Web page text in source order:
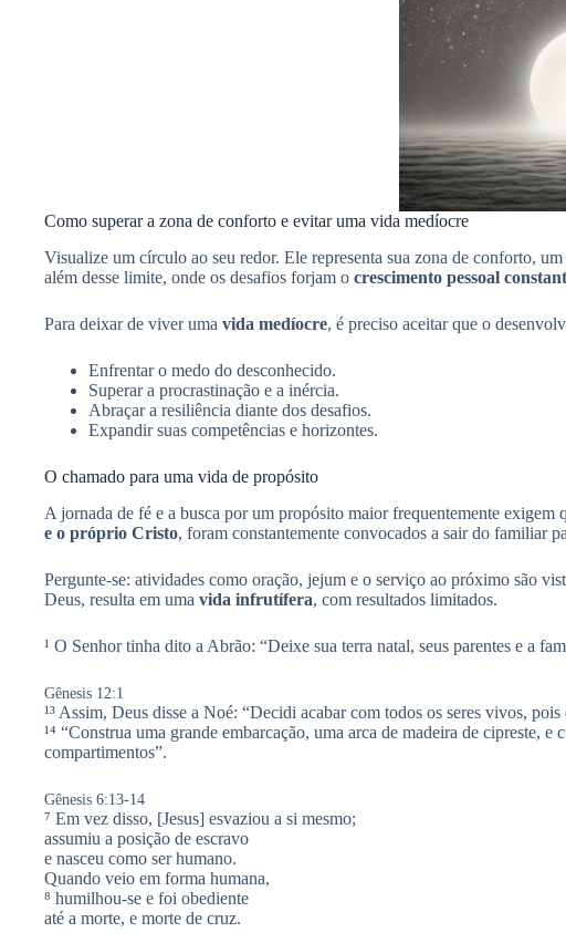
Como superar a zona de conforto e evitar uma vida medíocre
Visualize um círculo ao seu redor. Ele representa sua zona de conforto,
além desse limite, onde os desafios forjam o crescimento pessoal
Para deixar de viver uma vida medíocre, é preciso aceitar que o
Enfrentar o medo do desconhecido.
Superar a procrastinação e a inércia.
Abraçar a resiliência diante dos desafios.
Expandir suas competências e horizontes.
O chamado para uma vida de propósito
A jornada de fé e a busca por um propósito maior frequentemente exigem
e o próprio Cristo, foram constantemente convocados a sair do familiar
Pergunte-se: atividades como oração, jejum e o serviço ao próximo são
Deus, resulta em uma vida infrutífera, com resultados limitados.
¹ O Senhor tinha dito a Abrão: “Deixe sua terra natal, seus parentes e a
Gênesis 12:1
¹³ Assim, Deus disse a Noé: “Decidi acabar com todos os seres vivos,
¹⁴ “Construa uma grande embarcação, uma arca de madeira de cipreste,
compartimentos”.
Gênesis 6:13-14
⁷ Em vez disso, [Jesus] esvaziou a si mesmo;
assumiu a posição de escravo
e nasceu como ser humano.
Quando veio em forma humana,
⁸ humilhou-se e foi obediente
até a morte, e morte de cruz.